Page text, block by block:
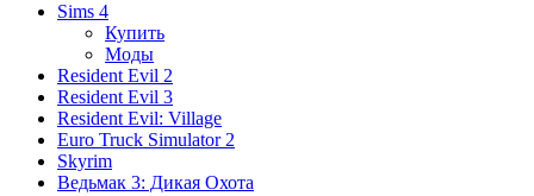
Sims 4
Купить
Моды
Resident Evil 2
Resident Evil 3
Resident Evil: Village
Euro Truck Simulator 2
Skyrim
Ведьмак 3: Дикая Охота